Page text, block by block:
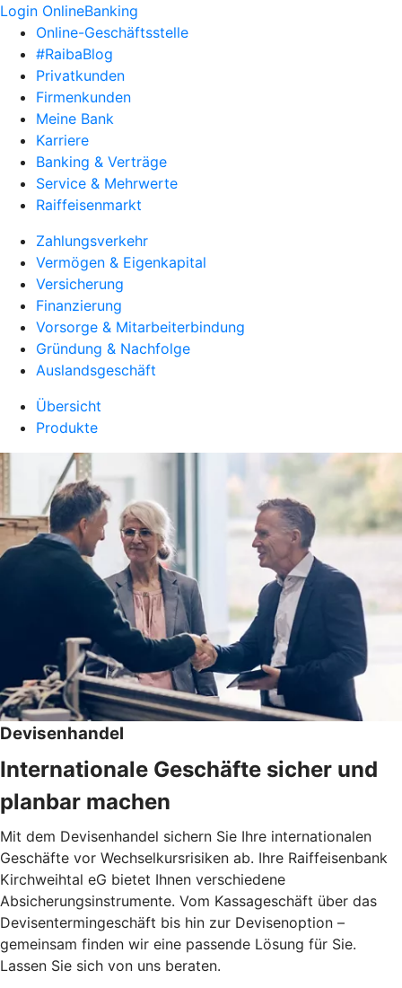
Login OnlineBanking
Online-Geschäftsstelle
#RaibaBlog
Privatkunden
Firmenkunden
Meine Bank
Karriere
Banking & Verträge
Service & Mehrwerte
Raiffeisenmarkt
Zahlungsverkehr
Vermögen & Eigenkapital
Versicherung
Finanzierung
Vorsorge & Mitarbeiterbindung
Gründung & Nachfolge
Auslandsgeschäft
Übersicht
Produkte
Devisenhandel
Internationale Geschäfte sicher und
planbar machen
Mit dem Devisenhandel sichern Sie Ihre internationalen
Geschäfte vor Wechselkursrisiken ab. Ihre Raiffeisenbank
Kirchweihtal eG bietet Ihnen verschiedene
Absicherungsinstrumente. Vom Kassageschäft über das
Devisentermingeschäft bis hin zur Devisenoption –
gemeinsam finden wir eine passende Lösung für Sie.
Lassen Sie sich von uns beraten.